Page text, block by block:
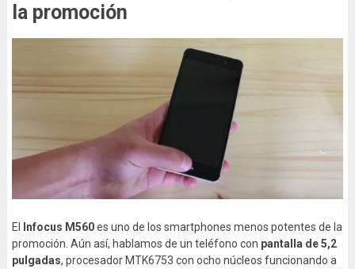
la promoción
El Infocus M560es uno de los smartphones menos potentes de la
promoción. Aún así, hablamos de un teléfono con pantalla de 5,2
pulgadas, procesador MTK6753 con ocho núcleos funcionando a